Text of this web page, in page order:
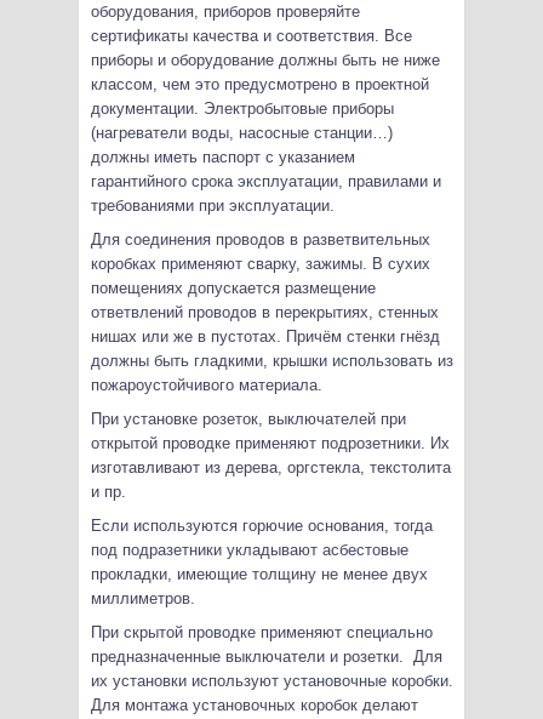
оборудования, приборов проверяйте
сертификаты качества и соответствия. Все
приборы и оборудование должны быть не ниже
классом, чем это предусмотрено в проектной
документации. Электробытовые приборы
(нагреватели воды, насосные станции…)
должны иметь паспорт с указанием
гарантийного срока эксплуатации, правилами и
требованиями при эксплуатации.
Для соединения проводов в разветвительных
коробках применяют сварку, зажимы. В сухих
помещениях допускается размещение
ответвлений проводов в перекрытиях, стенных
нишах или же в пустотах. Причём стенки гнёзд
должны быть гладкими, крышки использовать из
пожароустойчивого материала.
При установке розеток, выключателей при
открытой проводке применяют подрозетники. Их
изготавливают из дерева, оргстекла, текстолита
и пр.
Если используются горючие основания, тогда
под подразетники укладывают асбестовые
прокладки, имеющие толщину не менее двух
миллиметров.
При скрытой проводке применяют специально
предназначенные выключатели и розетки. Для
их установки используют установочные коробки.
Для монтажа установочных коробок делают